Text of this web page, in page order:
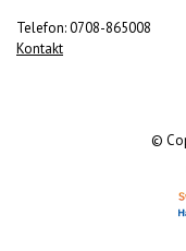
Telefon: 0708-865008
Kontakt
©